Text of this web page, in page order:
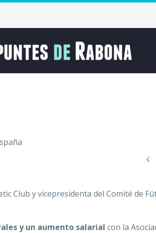

Club y vicepresidenta del Comité de
y un aumento salarial con la